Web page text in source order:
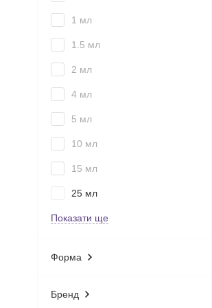
1 мл
1.5 мл
2 мл
4 мл
5 мл
10 мл
15 мл
25 мл
Показати ще
Форма
Бренд